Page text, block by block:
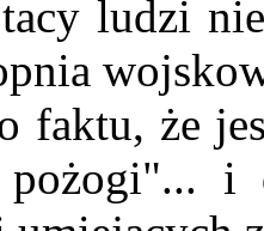
ludzi
faktu, że
i